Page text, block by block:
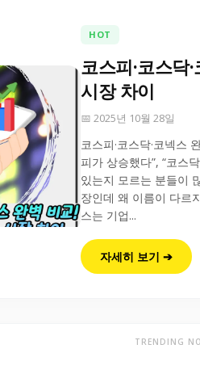
HOT
코스피·코스닥
시장 차이
📅 2025년 10월 28일
코스피·코스닥·코넥스
피가 상승했다”, “코스
있는지 모르는 분들이
장인데 왜 이름이 다르
스는 기업...
자세히 보기 ➔
TRENDING